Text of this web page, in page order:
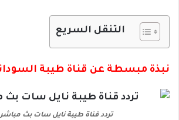
التنقل السريع
نبذة مبسطة عن قناة طيبة
تردد قناة طيبة نايل سات بث مباشر